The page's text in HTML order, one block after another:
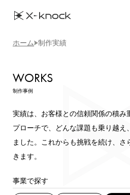
ホーム 制作実績
WORKS
制作事例
実績は、お客様との信頼関係の積み
プローチで、どんな課題も乗り越え
ました。
これからも挑戦を続け、
きます。
事業で探す